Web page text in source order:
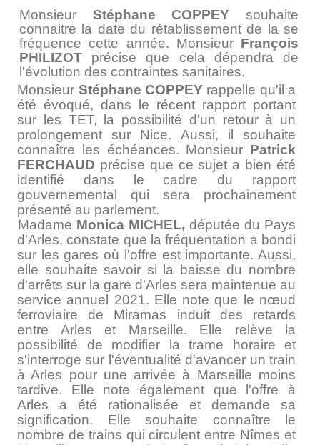
Monsieur Stéphane COPPEYsouhaite
connaitre la date du rétablissement de la se
fréquence cette année. Monsieur François
PHILIZOT précise que cela dépendra de
l'évolution des contraintes sanitaires.
Monsieur Stéphane COPPEY rappelle qu'il a
été évoqué, dans le récent rapport portant
sur les TET, la possibilité d'un retour à un
prolongement sur Nice. Aussi, il souhaite
connaître les échéances. Monsieur Patrick
FERCHAUD précise que ce sujet a bien été
identifié dans le cadre du rapport
gouvernemental qui sera prochainement
présenté au parlement.
Madame Monica MICHEL, députée du Pays
d'Arles, constate que la fréquentation a bondi
sur les gares où l'offre est importante. Aussi,
elle souhaite savoir si la baisse du nombre
d'arrêts sur la gare d'Arles sera maintenue au
service annuel 2021. Elle note que le nœud
ferroviaire de Miramas induit des retards
entre Arles et Marseille. Elle relève la
possibilité de modifier la trame horaire et
s'interroge sur l'éventualité d'avancer un train
à Arles pour une arrivée à Marseille moins
tardive. Elle note également que l'offre à
Arles a été rationalisée et demande sa
signification. Elle souhaite connaître le
nombre de trains qui circulent entre Nîmes et